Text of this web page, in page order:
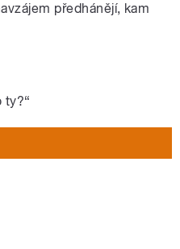
předhánějí, kam
ty?“